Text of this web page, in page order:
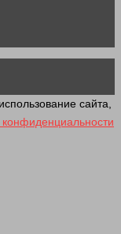
сайта,